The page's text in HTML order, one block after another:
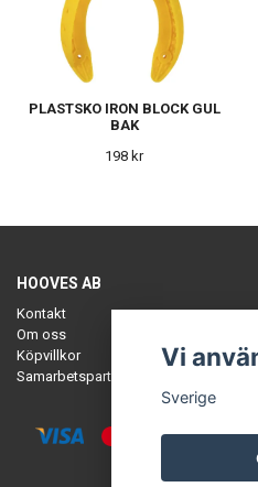
PLASTSKO IRON BLOCK GUL
BAK
198 kr
HOOVES AB
Kontakt
Om oss
Köpvillkor
Samarbetspartners
Vi
Sverige